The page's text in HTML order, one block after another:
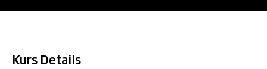
Kurs Details